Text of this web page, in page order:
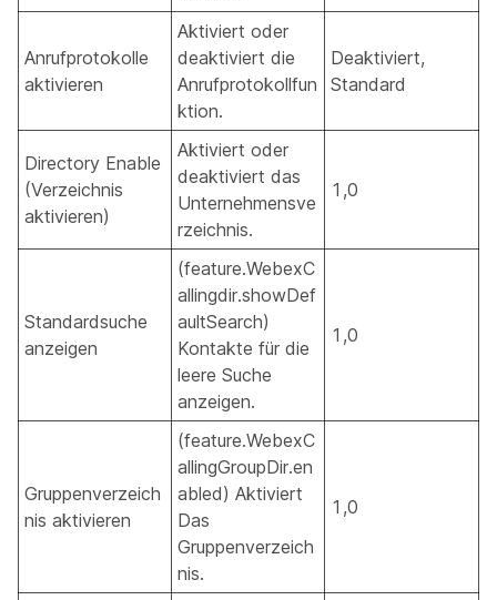
Anrufprotokolle
aktivieren
Aktiviert oder
deaktiviert die
Anrufprotokollfun
ktion.
Deaktiviert,
Standard
Directory Enable
(Verzeichnis
aktivieren)
Aktiviert oder
deaktiviert das
Unternehmensve
rzeichnis.
1,0
Standardsuche
anzeigen
(feature.WebexC
allingdir.showDef
aultSearch)
Kontakte für die
leere Suche
anzeigen.
1,0
Gruppenverzeich
nis aktivieren
(feature.WebexC
allingGroupDir.en
abled) Aktiviert
Das
Gruppenverzeich
nis.
1,0